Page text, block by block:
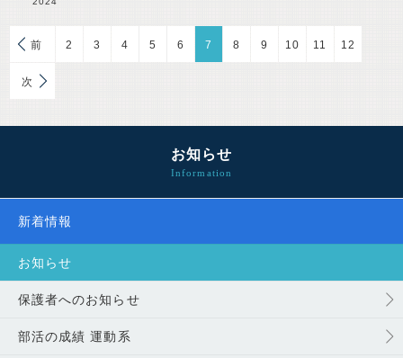
前 2 3 4 5 6 7 8 9 10 11 12
次
お知らせ
新着情報
お知らせ
保護者へのお知らせ
部活の成績 運動系